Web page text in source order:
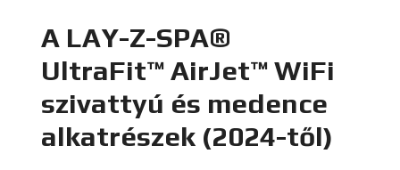
A LAY-Z-SPA®
UltraFit™ AirJet™ WiFi
szivattyú és medence
alkatrészek (2024-től)